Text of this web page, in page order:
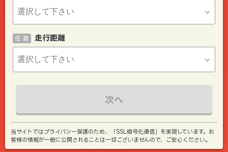
走行距離
任 意
次へ
当サイトではプライバシー保護のため、「SSL暗号化通信」を実現しています。お
客様の情報が一般に公開されることは一切ございませんので、ご安心ください。